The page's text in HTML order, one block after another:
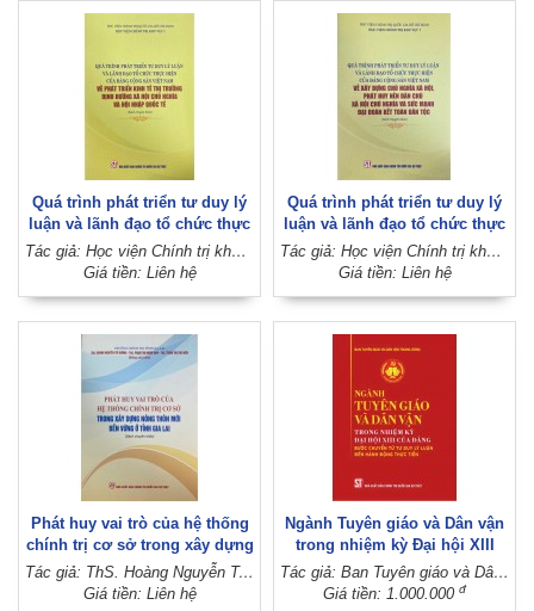
Quá trình phát triển tư duy lý
luận và lãnh đạo tổ chức thực
hiện của Đảng Cộng sản Việt
Nam về phát triển kinh tế thị
(Sách chuyên khảo)
Tác giả: Học viện Chính trị khu vực I (Học viện Chính trị quốc gia Hồ Chí Minh)
Giá tiền: Liên hệ
Quá trình phát triển tư duy lý
luận và lãnh đạo tổ chức thực
hiện của Đảng Cộng sản Việt
Nam về xây dựng chủ nghĩa xã
đại đoàn kết toàn dân tộc
(Sách chuyên khảo)
Tác giả: Học viện Chính trị khu vực I (Học viện Chính trị quốc gia Hồ Chí Minh)
Giá tiền: Liên hệ
Phát huy vai trò của hệ thống
chính trị cơ sở trong xây dựng
nông thôn mới bền vững ở
tỉnh Gia Lai (Sách chuyên
Tác giả: ThS. Hoàng Nguyễn Trí Dương - ThS. Phạm Thị Nhâm Anh - ThS. Trịnh Thị Thu Hiền (Đồng chủ biên)
Giá tiền: Liên hệ
Ngành Tuyên giáo và Dân vận
trong nhiệm kỳ Đại hội XIII
của Đảng: Bước chuyển từ tư
duy lý luận đến hành động
Tác giả: Ban Tuyên giáo và Dân vận Trung ương
Giá tiền: 1.000.000 đ